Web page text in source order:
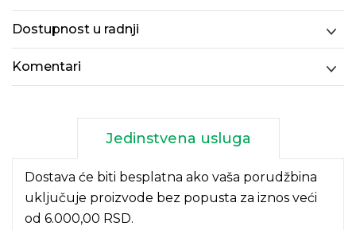
Dostupnost u radnji
Komentari
Jedinstvena usluga
Dostava će biti besplatna ako vaša porudžbina
uključuje proizvode bez popusta za iznos veći
od 6.000,00 RSD.